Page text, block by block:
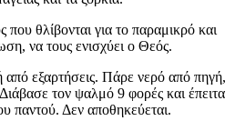
θλίβονται για το παραμικρό και
να τους ενισχύει ο Θεός.
από εξαρτήσεις. Πάρε νερό από πηγή,
τον ψαλμό 9 φορές και έπειτα
παντού. Δεν αποθηκεύεται.